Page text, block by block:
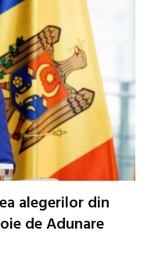
alegerilor din
de Adunare